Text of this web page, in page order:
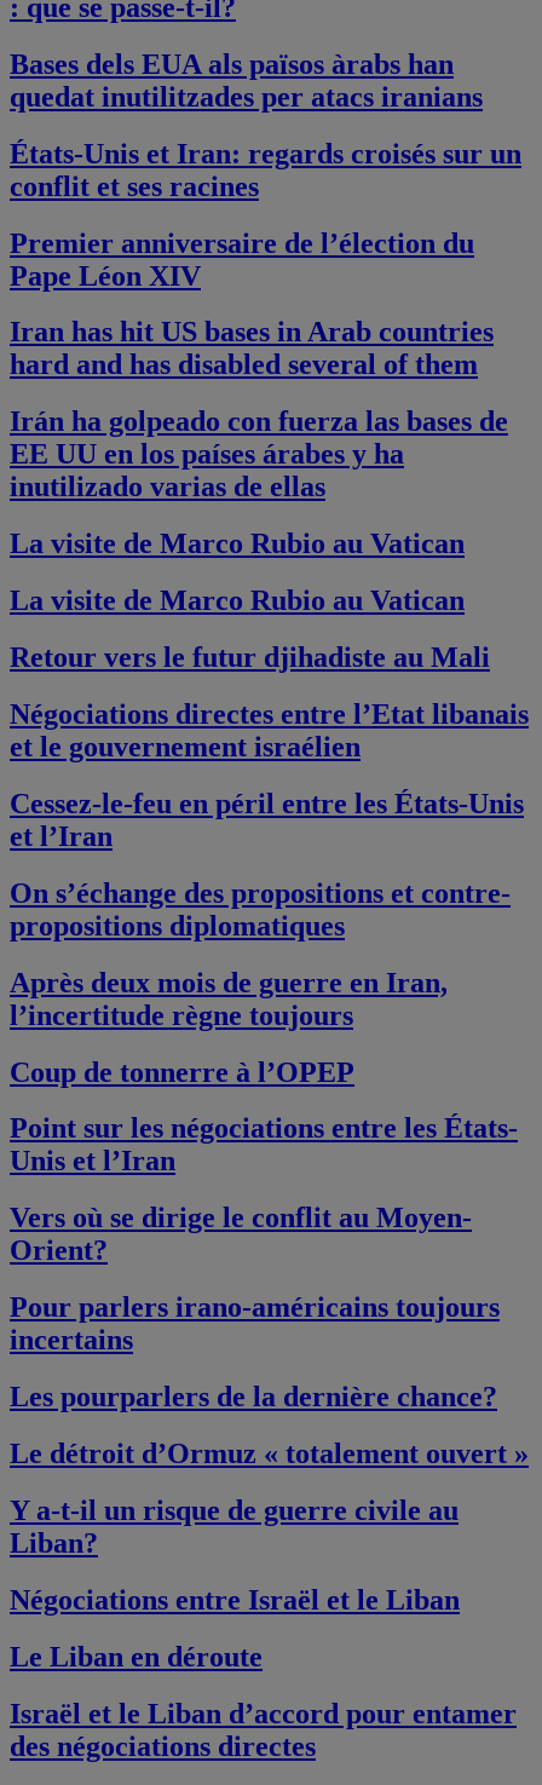
: que se passe-t-il?
Bases dels EUA als països àrabs han
quedat inutilitzades per atacs iranians
États-Unis et Iran: regards croisés sur un
conflit et ses racines
Premier anniversaire de l’élection du
Pape Léon XIV
Iran has hit US bases in Arab countries
hard and has disabled several of them
Irán ha golpeado con fuerza las bases de
EE UU en los países árabes y ha
inutilizado varias de ellas
La visite de Marco Rubio au Vatican
La visite de Marco Rubio au Vatican
Retour vers le futur djihadiste au Mali
Négociations directes entre l’Etat libanais
et le gouvernement israélien
Cessez-le-feu en péril entre les États-Unis
et l’Iran
On s’échange des propositions et contre-
propositions diplomatiques
Après deux mois de guerre en Iran,
l’incertitude règne toujours
Coup de tonnerre à l’OPEP
Point sur les négociations entre les États-
Unis et l’Iran
Vers où se dirige le conflit au Moyen-
Orient?
Pour parlers irano-américains toujours
incertains
Les pourparlers de la dernière chance?
Le détroit d’Ormuz « totalement ouvert »
Y a-t-il un risque de guerre civile au
Liban?
Négociations entre Israël et le Liban
Le Liban en déroute
Israël et le Liban d’accord pour entamer
des négociations directes